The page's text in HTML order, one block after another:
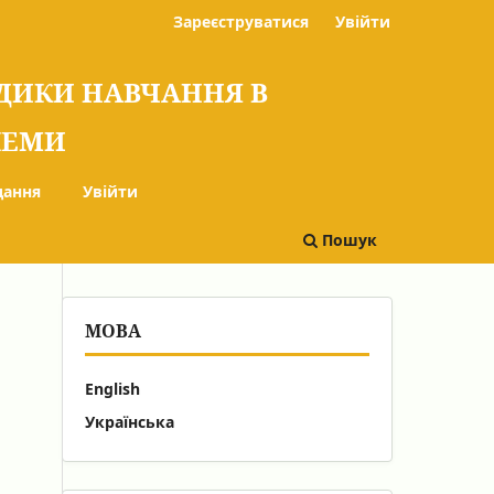
НАВЧАННЯ В
Увійти
Пошук
Зареєструватися Увійти
МОВА
English
Українська